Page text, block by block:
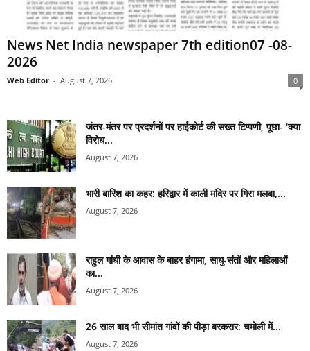
News Net India newspaper 7th edition07 -08-
2026
Web Editor - August 7, 2026 0
जंतर-मंतर पर प्रदर्शनों पर हाईकोर्ट की सख्त टिप्पणी, पूछा- ‘क्या
विरोध...
August 7, 2026
भारी बारिश का कहर: हरिद्वार में काली मंदिर पर गिरा मलबा,...
August 7, 2026
राहुल गांधी के आवास के बाहर हंगामा, साधु-संतों और महिलाओं
का...
August 7, 2026
26 साल बाद भी सीमांत गांवों की पीड़ा बरकरार: चमोली में...
August 7, 2026